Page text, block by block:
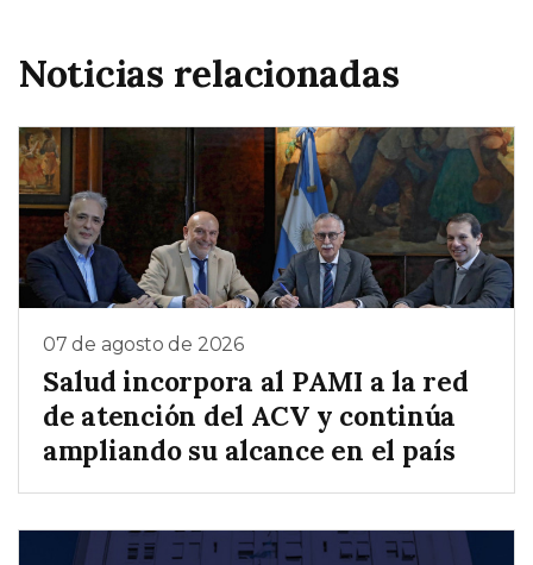
Noticias relacionadas
07 de agosto de 2026
Salud incorpora al PAMI a la red
de atención del ACV y continúa
ampliando su alcance en el país